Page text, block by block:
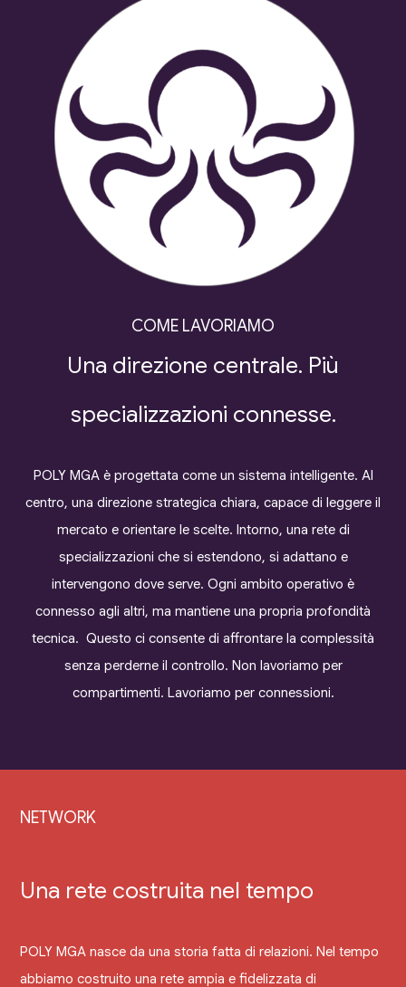
COME LAVORIAMO
Una direzione centrale. Più
specializzazioni connesse.
POLY MGA è progettata come un sistema intelligente. Al
centro, una direzione strategica chiara, capace di leggere il
mercato e orientare le scelte. Intorno, una rete di
specializzazioni che si estendono, si adattano e
intervengono dove serve. Ogni ambito operativo è
connesso agli altri, ma mantiene una propria profondità
tecnica. Questo ci consente di affrontare la complessità
senza perderne il controllo. Non lavoriamo per
compartimenti. Lavoriamo per connessioni.
NETWORK
Una rete costruita nel tempo
POLY MGA nasce da una storia fatta di relazioni. Nel tempo
abbiamo costruito una rete ampia e fidelizzata di